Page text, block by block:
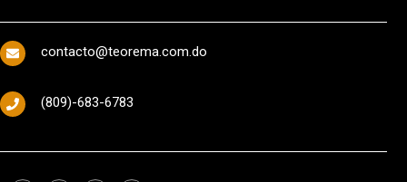
contacto@teorema.com.do
(809)-683-6783